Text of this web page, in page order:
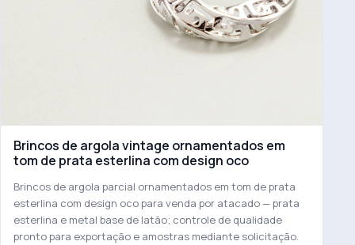
Brincos de argola vintage ornamentados em
tom de prata esterlina com design oco
Brincos de argola parcial ornamentados em tom de prata
esterlina com design oco para venda por atacado — prata
esterlina e metal base de latão; controle de qualidade
pronto para exportação e amostras mediante solicitação.